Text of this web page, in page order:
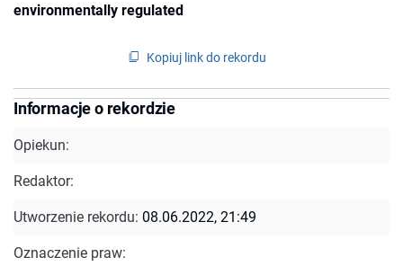
environmentally regulated
Kopiuj link do rekordu
Informacje o rekordzie
Opiekun:
Redaktor:
Utworzenie rekordu: 08.06.2022, 21:49
Oznaczenie praw: